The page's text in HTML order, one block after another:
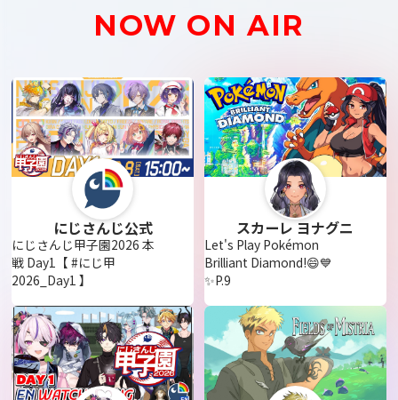
NOW ON AIR
にじさんじ公式
にじさんじ甲子園2026 本
戦 Day1【 #にじ甲
2026_Day1 】
スカーレ ヨナグニ
Let's Play Pokémon
Brilliant Diamond!😄💙
✨P.9